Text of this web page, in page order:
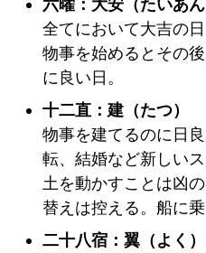
全てにおいて大吉の
物事を始めるとその
に良い日。
十二直：建（たつ）
物事を建てるのに日
転、結婚など新しい
土を動かすことは凶
替えは控える。船に乗
二十八宿：翼（よく）